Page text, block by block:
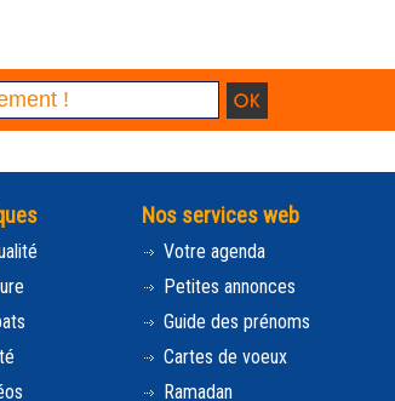
Nos services web
Votre agenda
Petites annonces
Guide des prénoms
Cartes de voeux
Ramadan